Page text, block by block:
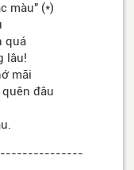
màu" (*)
quá
lâu!
mãi
đâu